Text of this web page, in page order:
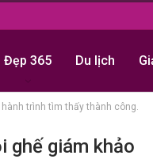
Đẹp 365 Du lịch
trình tìm thấy thành công.
ghế giám khảo